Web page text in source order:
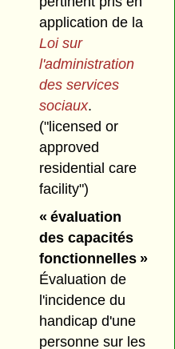
application de la
Loi sur
l'administration
des services
sociaux.
("licensed or
approved
residential care
facility")
« évaluation
des capacités
fonctionnelles »
Évaluation de
l'incidence du
handicap d'une
personne sur les